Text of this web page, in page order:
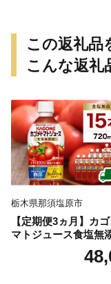
この返礼品
こんな返礼
栃木県那須塩原市
【定期便3ヵ月】カ
マトジュース食塩無
0ml PET×15本 1ケー
届く 3ヵ月 3回コー